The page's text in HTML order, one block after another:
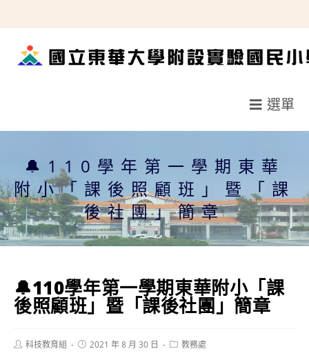
轉
選單
🔔110學年第一學期東華
附小「課後照顧班」暨「課
後社團」簡章
🔔110學年第一學期東華附小「課
後照顧班」暨「課後社團」簡章
Post科技教育組
Post2021 年 8 月 30 日
Post教務處